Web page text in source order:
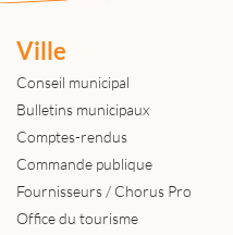
Ville
Conseil municipal
Bulletins municipaux
Comptes-rendus
Commande publique
Fournisseurs / Chorus Pro
Office du tourisme